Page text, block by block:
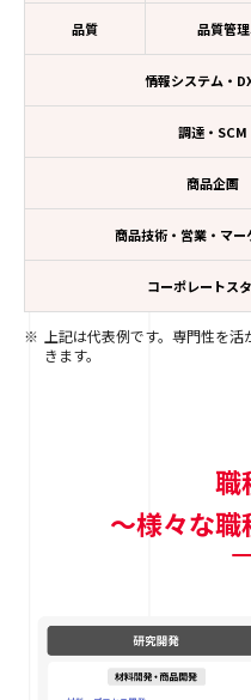
品質 品質管
情報システム・
調達・SCM
商品企画
商品技術・営業・マー
コーポレートス
※ 上記は代表例です。専門性を
きます。
職
〜様々な